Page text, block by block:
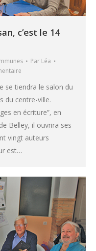
c’est le 14
Par Léa
se tiendra le salon du
du centre-ville.
en écriture”, en
Belley, il ouvrira ses
vingt auteurs
est…